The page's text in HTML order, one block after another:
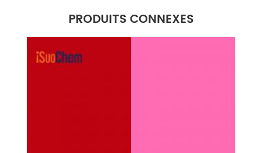
PRODUITS CONNEXES